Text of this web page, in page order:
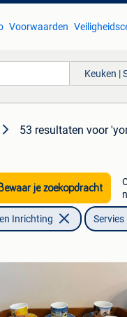
Voorwaarden
Keuken |
53 resultaten voor
Bewaar je zoekopdracht
Inrichting Servies